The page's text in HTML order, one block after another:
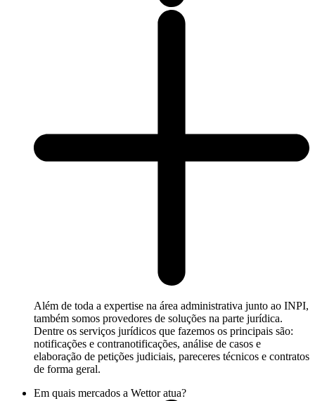
Além de toda a expertise na área administrativa junto ao INPI,
também somos provedores de soluções na parte jurídica.
Dentre os serviços jurídicos que fazemos os principais são:
notificações e contranotificações, análise de casos e
elaboração de petições judiciais, pareceres técnicos e contratos
de forma geral.
Em quais mercados a Wettor atua?